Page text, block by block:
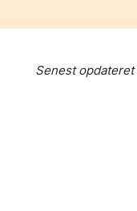
Senest opdateret